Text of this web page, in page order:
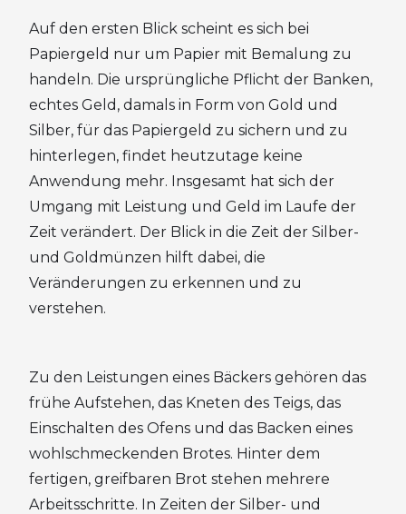
Auf den ersten Blick scheint es sich bei
Papiergeld nur um Papier mit Bemalung zu
handeln. Die ursprüngliche Pflicht der Banken,
echtes Geld, damals in Form von Gold und
Silber, für das Papiergeld zu sichern und zu
hinterlegen, findet heutzutage keine
Anwendung mehr. Insgesamt hat sich der
Umgang mit Leistung und Geld im Laufe der
Zeit verändert. Der Blick in die Zeit der Silber-
und Goldmünzen hilft dabei, die
Veränderungen zu erkennen und zu
verstehen.
Zu den Leistungen eines Bäckers gehören das
frühe Aufstehen, das Kneten des Teigs, das
Einschalten des Ofens und das Backen eines
wohlschmeckenden Brotes. Hinter dem
fertigen, greifbaren Brot stehen mehrere
Arbeitsschritte. In Zeiten der Silber- und